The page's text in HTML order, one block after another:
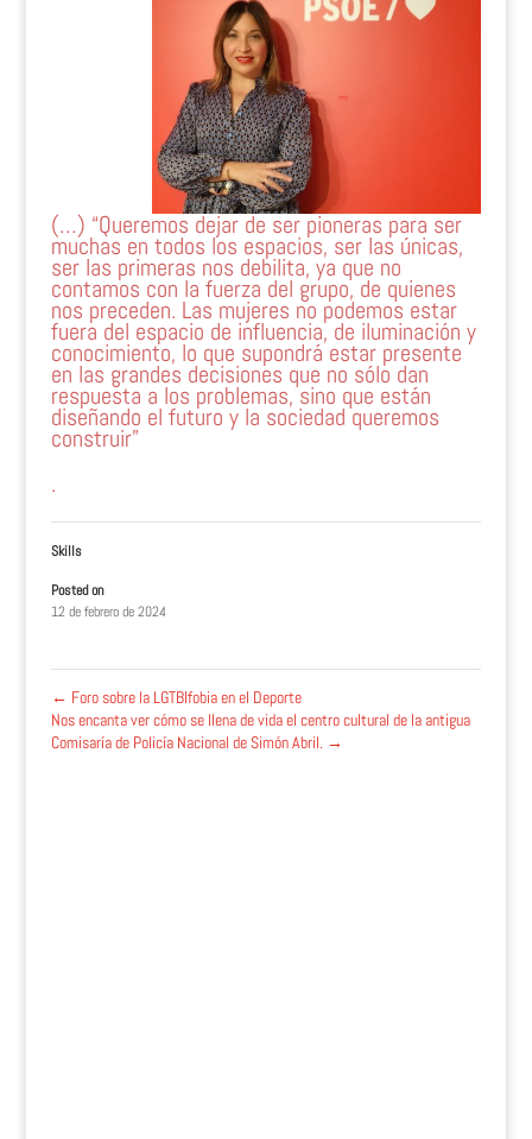
(…) “Queremos dejar de ser pioneras para ser
muchas en todos los espacios, ser las únicas,
ser las primeras nos debilita, ya que no
contamos con la fuerza del grupo, de quienes
nos preceden. Las mujeres no podemos estar
fuera del espacio de influencia, de iluminación y
conocimiento, lo que supondrá estar presente
en las grandes decisiones que no sólo dan
respuesta a los problemas, sino que están
diseñando el futuro y la sociedad queremos
construir”
.
Skills
Posted on
12 de febrero de 2024
← Foro sobre la LGTBIfobia en el Deporte
Nos encanta ver cómo se llena de vida el centro cultural de la antigua
Comisaría de Policía Nacional de Simón Abril. →